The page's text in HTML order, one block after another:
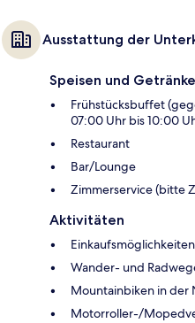
Ausstattung der
Speisen und Getränke
Frühstücksbuffet
07:00 Uhr bis 10:00
Restaurant
Bar/Lounge
Zimmerservice (bitte
Aktivitäten
Einkaufsmöglichkeiten
Wander- und
Mountainbiken in der
Motorroller-/